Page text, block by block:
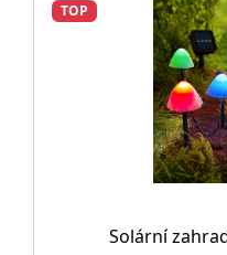
TOP
Solární